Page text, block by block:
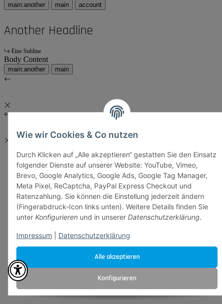
Alle akzeptieren
Konfigurieren
Wie wir Cookies & Co nutzen
Durch Klicken auf „Alle akzeptieren“ gestatten Sie den Einsatz
folgender Dienste auf unserer Website: YouTube, Vimeo,
Brevo, Google Analytics, Google Ads, Google Tag Manager,
Meta Pixel, ReCaptcha, PayPal Express Checkout und
Ratenzahlung. Sie können die Einstellung jederzeit ändern
(Fingerabdruck-Icon links unten). Weitere Details finden Sie
unter Konfigurieren und in unserer Datenschutzerklärung.
Impressum Datenschutzerklärung
main:another main account
Another Headline
Eine Subline
Body Content
main:another main